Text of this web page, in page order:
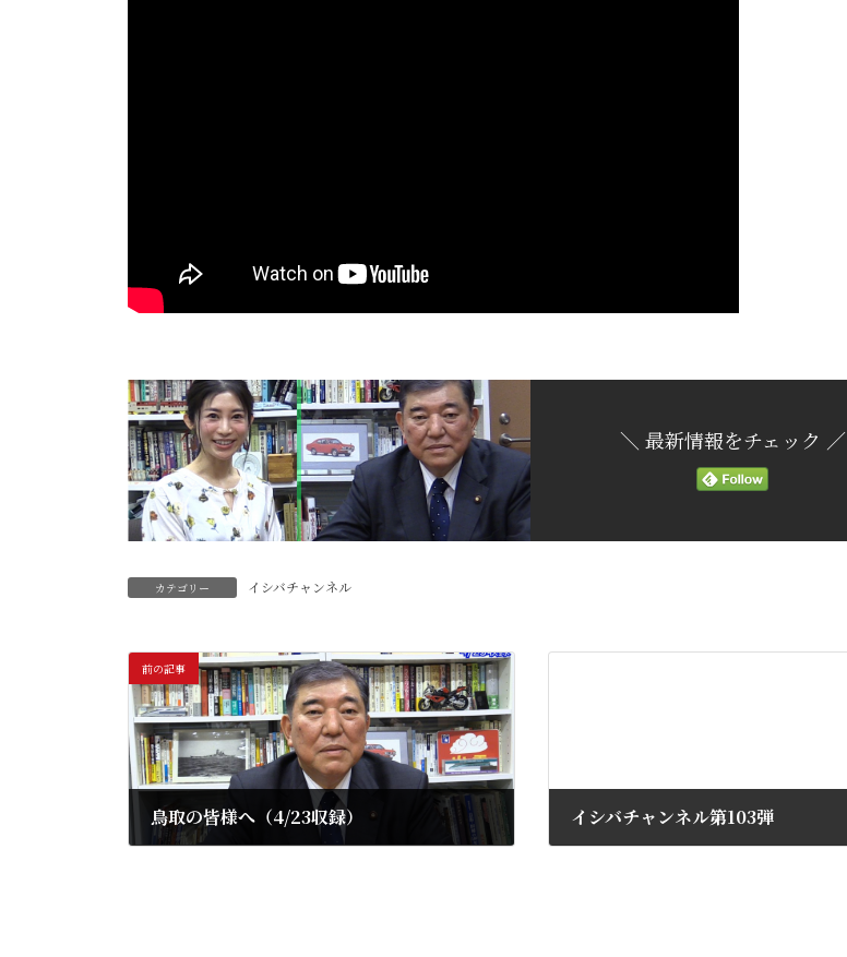
＼ 最新情報をチェック ／
カテゴリー イシバチャンネル
前の記事
鳥取の皆様へ（4/23収録） イシバチャンネル第103弾